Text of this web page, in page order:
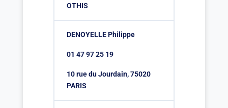
OTHIS
DENOYELLE Philippe
01 47 97 25 19
10 rue du Jourdain, 75020
PARIS